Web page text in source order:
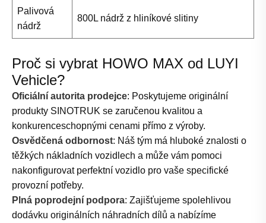
Palivová
nádrž
800L nádrž z hliníkové slitiny
Proč si vybrat HOWO MAX od LUYI
Vehicle?
Oficiální autorita prodejce: Poskytujeme originální
produkty SINOTRUK se zaručenou kvalitou a
konkurenceschopnými cenami přímo z výroby.
Osvědčená odbornost: Náš tým má hluboké znalosti o
těžkých nákladních vozidlech a může vám pomoci
nakonfigurovat perfektní vozidlo pro vaše specifické
provozní potřeby.
Plná poprodejní podpora: Zajišťujeme spolehlivou
dodávku originálních náhradních dílů a nabízíme